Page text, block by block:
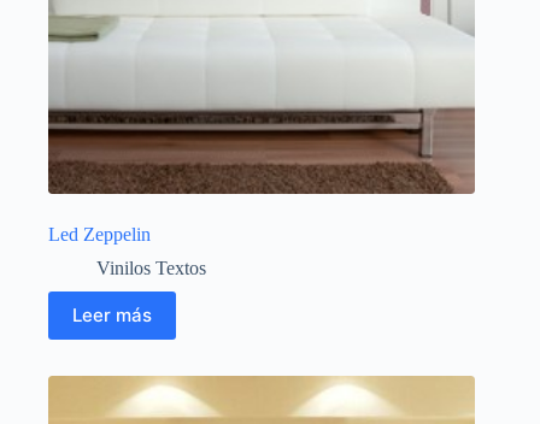
Led Zeppelin
Vinilos Textos
Leer más